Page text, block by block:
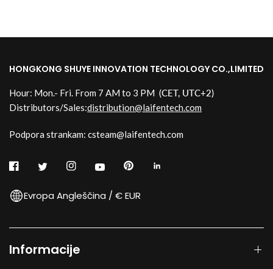
HONGKONG SHUYE INNOVATION TECHNOLOGY CO.,LIMITED
Hour: Mon.- Fri. From 7 AM to 3 PM (CET, UTC+2)
Distributors/Sales:distribution@laifentech.com
Podpora strankam: csteam@laifentech.com
Evropa Angleščina / € EUR
Informacije